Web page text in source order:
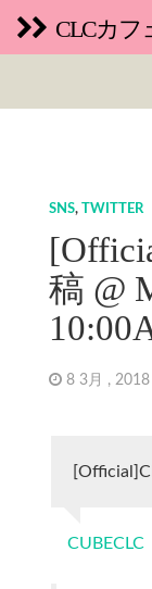
CLCカフ
SNS, TWITTER
稿 @
8 3月 , 2018
CUBECLC